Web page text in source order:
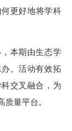
更好地将学科
本期由生态学
。活动有效拓
交叉融合，为
量平台。